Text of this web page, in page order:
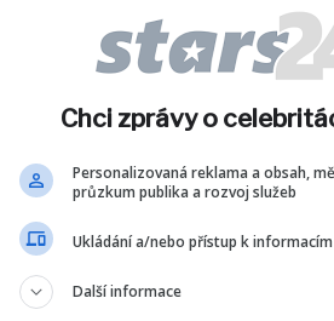
Chci zprávy o
Personalizovaná reklama a obsah,
průzkum publika a rozvoj služeb
Ukládání a/nebo přístup k
Další informace